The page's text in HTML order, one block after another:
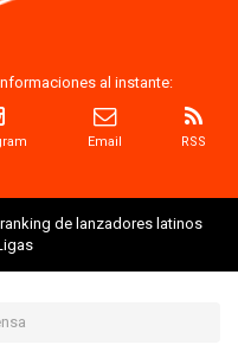
al instante:
Email RSS
de lanzadores latinos